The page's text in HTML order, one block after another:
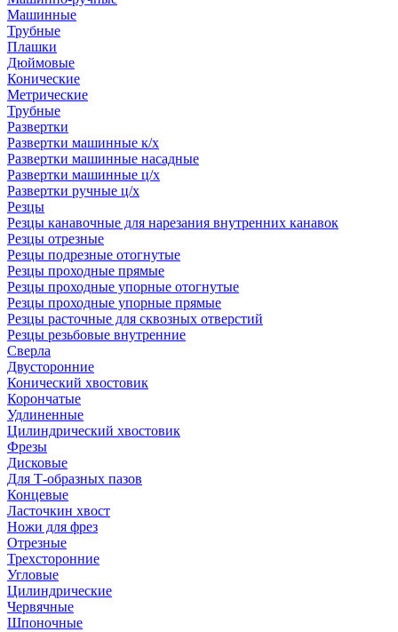
Машинные
Трубные
Плашки
Дюймовые
Конические
Метрические
Трубные
Развертки
Развертки машинные к/х
Развертки машинные насадные
Развертки машинные ц/х
Развертки ручные ц/х
Резцы
Резцы канавочные для нарезания внутренних канавок
Резцы отрезные
Резцы подрезные отогнутые
Резцы проходные прямые
Резцы проходные упорные отогнутые
Резцы проходные упорные прямые
Резцы расточные для сквозных отверстий
Резцы резьбовые внутренние
Сверла
Двусторонние
Конический хвостовик
Корончатые
Удлиненные
Цилиндрический хвостовик
Фрезы
Дисковые
Для Т-образных пазов
Концевые
Ласточкин хвост
Ножи для фрез
Отрезные
Трехсторонние
Угловые
Цилиндрические
Червячные
Шпоночные